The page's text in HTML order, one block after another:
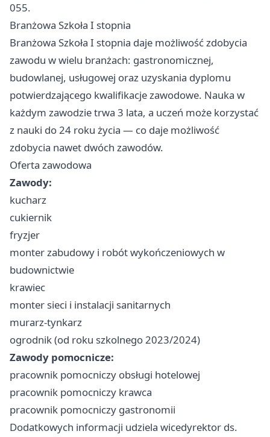
055.
Branżowa Szkoła I stopnia
Branżowa Szkoła I stopnia daje możliwość zdobycia
zawodu w wielu branżach: gastronomicznej,
budowlanej, usługowej oraz uzyskania dyplomu
potwierdzającego kwalifikacje zawodowe. Nauka w
każdym zawodzie trwa 3 lata, a uczeń może korzystać
z nauki do 24 roku życia — co daje możliwość
zdobycia nawet dwóch zawodów.
Oferta zawodowa
Zawody:
kucharz
cukiernik
fryzjer
monter zabudowy i robót wykończeniowych w
budownictwie
krawiec
monter sieci i instalacji sanitarnych
murarz-tynkarz
ogrodnik (od roku szkolnego 2023/2024)
Zawody pomocnicze:
pracownik pomocniczy obsługi hotelowej
pracownik pomocniczy krawca
pracownik pomocniczy gastronomii
Dodatkowych informacji udziela wicedyrektor ds.